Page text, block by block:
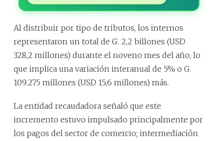
Al distribuir por tipo de tributos, los internos
representaron un total de G. 2,2 billones (USD
328,2 millones) durante el noveno mes del año, lo
que implica una variación interanual de 5% o G.
109.275 millones (USD 15,6 millones) más.
La entidad recaudadora señaló que este
incremento estuvo impulsado principalmente por
los pagos del sector de comercio; intermediación